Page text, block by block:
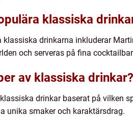
klassiska
klassiska drinkarna inkluderar
och serveras på fina
av klassiska drinkar?
drinkar baserat på vilken
unika smaker och karaktärsdrag.